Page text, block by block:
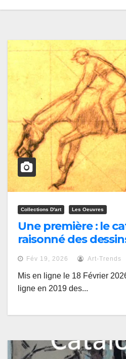
Collections D'art Les Oeuvres
Une première : le
raisonné des
Degas
Fév 19, 2026 Art-Trends
Mis en ligne le 18 Février
ligne en 2019 des...